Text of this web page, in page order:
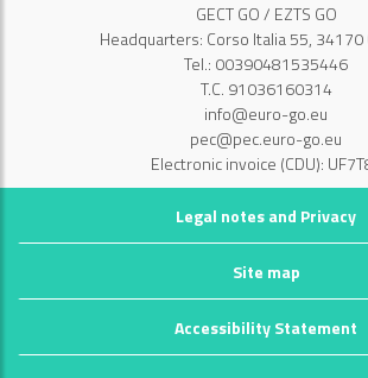
GECT GO / EZTS GO
Headquarters: Corso Italia 55, 34170
Tel.: 00390481535446
T.C. 91036160314
info@euro-go.eu
pec@pec.euro-go.eu
Electronic invoice (CDU):
Legal notes and Privacy
Site map
Accessibility Statement